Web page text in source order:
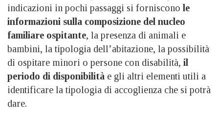
indicazioni in pochi passaggi si forniscono le
informazioni sulla composizione del nucleo
familiare ospitante, la presenza di animali e
bambini, la tipologia dell’abitazione, la possibilità
di ospitare minori o persone con disabilità, il
periodo di disponibilità e gli altri elementi utili a
identificare la tipologia di accoglienza che si potrà
dare.